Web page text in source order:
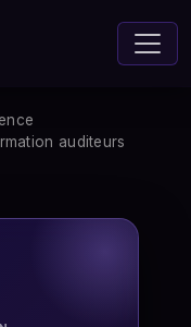
auditeurs